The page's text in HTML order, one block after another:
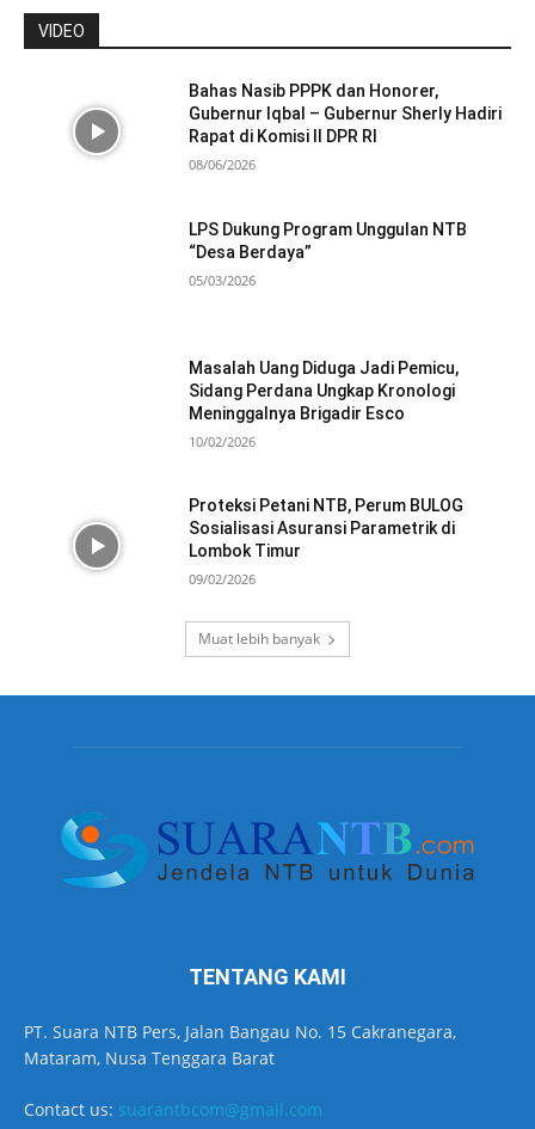
VIDEO
Bahas Nasib PPPK dan Honorer,
Gubernur Iqbal – Gubernur Sherly Hadiri
Rapat di Komisi II DPR RI
08/06/2026
LPS Dukung Program Unggulan NTB
“Desa Berdaya”
05/03/2026
Masalah Uang Diduga Jadi Pemicu,
Sidang Perdana Ungkap Kronologi
Meninggalnya Brigadir Esco
10/02/2026
Proteksi Petani NTB, Perum BULOG
Sosialisasi Asuransi Parametrik di
Lombok Timur
09/02/2026
Muat lebih banyak
TENTANG KAMI
PT. Suara NTB Pers, Jalan Bangau No. 15 Cakranegara,
Mataram, Nusa Tenggara Barat
Contact us: suarantbcom@gmail.com